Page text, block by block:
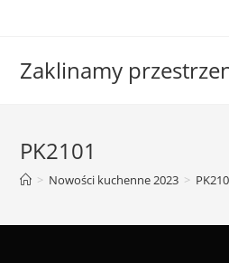
Zaklinamy
PK2101
> Nowości kuchenne 2023 >